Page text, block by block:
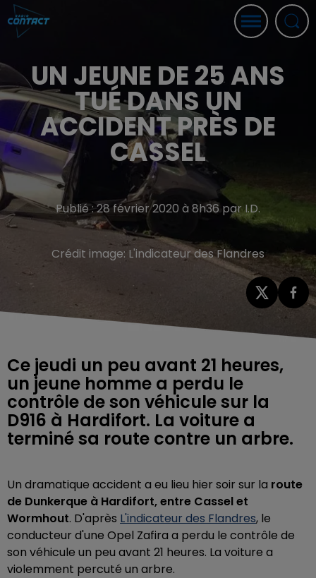
UN JEUNE DE 25 ANS
TUÉ DANS UN
ACCIDENT PRÈS DE
CASSEL
Publié : 28 février 2020 à 8h36 par I.D.
Crédit image: L'indicateur des Flandres
Ce jeudi un peu avant 21 heures,
un jeune homme a perdu le
contrôle de son véhicule sur la
D916 à Hardifort. La voiture a
terminé sa route contre un arbre.
Un dramatique accident a eu lieu hier soir sur la route
de Dunkerque à Hardifort, entre Cassel et
Wormhout. D'après L'indicateur des Flandres, le
conducteur d'une Opel Zafira a perdu le contrôle de
son véhicule un peu avant 21 heures. La voiture a
violemment percuté un arbre.